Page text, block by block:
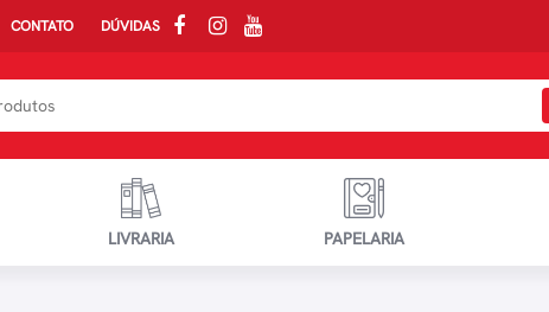
CONTATO DÚVIDAS
LIVRARIA PAPELARIA